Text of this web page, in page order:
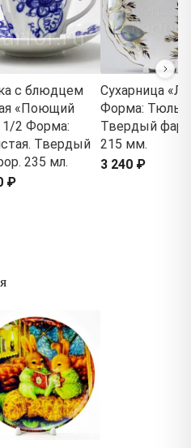
с блюдцем
«Поющий
1/2 Форма:
Твердый
235 мл.
₽
Сухарница
Форма:
Твердый
215 мм.
3 240 ₽